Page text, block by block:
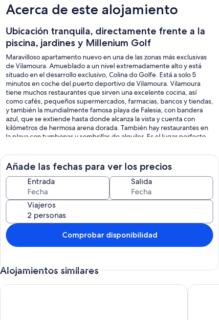
Acerca de este alojamiento
Ubicación tranquila, directamente frente a la
piscina, jardines y Millenium Golf
Maravilloso apartamento nuevo en una de las zonas más exclusivas
de Vilamoura. Amueblado a un nivel extremadamente alto y está
situado en el desarrollo exclusivo, Colina do Golfe. Está a solo 5
minutos en coche del puerto deportivo de Vilamoura. Vilamoura
tiene muchos restaurantes que sirven una excelente cocina, así
como cafés, pequeños supermercados, farmacias, bancos y tiendas,
y también la mundialmente famosa playa de Falesia, con bandera
azul, que se extiende hasta donde alcanza la vista y cuenta con
kilómetros de hermosa arena dorada. También hay restaurantes en
la playa con tumbonas y sombrillas de alquiler. Es el lugar perfecto
de golf o para explorar las atracciones cercanas del Algarve.
Añade las fechas para ver los precios
Entrada Salida
Viajeros
Comprobar disponibilidad
Alojamientos similares
APARTAMENTO DE LUJO, cerca de los campos de golf de